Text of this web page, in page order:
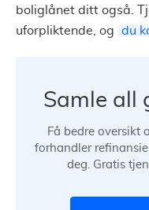
boliglånet ditt også.
uforpliktende, og
du
Samle all
Få bedre oversikt
forhandler
deg. Gratis